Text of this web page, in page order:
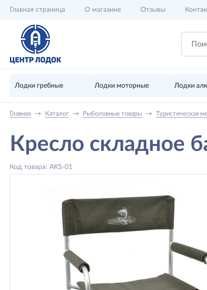
Главная страница О магазине Отзывы
Лодки гребные Лодки моторные Лодки
Главная → Каталог → Рыболовные товары → Туристическая
Кресло складное
Код товара: AKS-01